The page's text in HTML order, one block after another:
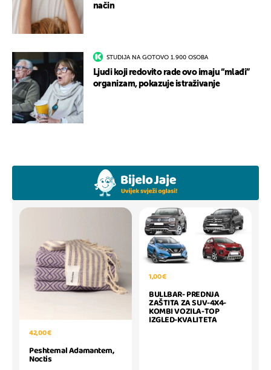
način
STUDIJA NA GOTOVO 1.900 OSOBA
Ljudi koji redovito rade ovo imaju “mlađi”
organizam, pokazuje istraživanje
42,00 €
Peshtemal Adamantem,
Noctis
1,00 €
BULLBAR- PREDNJA
ZAŠTITA ZA SUV-4X4-
KOMBI VOZILA-TOP
IZGLED-KVALITETA